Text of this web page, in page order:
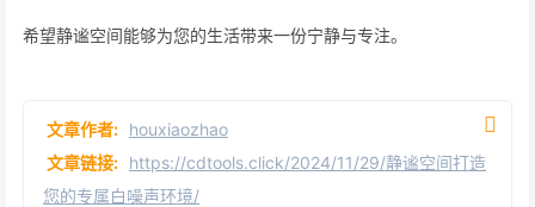
希望静谧空间能够为您的生活带来一份宁静与专注。
文章作者: houxiaozhao
文章链接: https://cdtools.click/2024/11/29/静谧空间打造
您的专属白噪声环境/